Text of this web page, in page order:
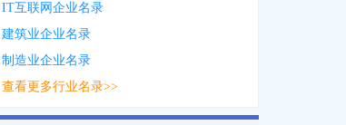
IT互联网企业名录
建筑业企业名录
制造业企业名录
查看更多行业名录>>